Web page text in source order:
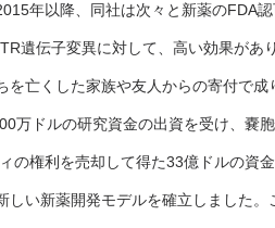
年以降、同社は次々と新薬のFDA
遺伝子変異に対して、高い効果があ
を亡くした家族や友人からの寄付で
万ドルの研究資金の出資を受け、嚢
の権利を売却して得た33億ドルの資
しい新薬開発モデルを確立しました